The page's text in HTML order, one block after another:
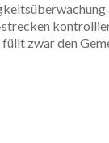
zwar den